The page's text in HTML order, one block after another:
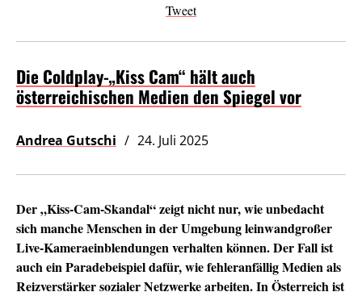
Tweet
Die Coldplay-„Kiss Cam“ hält auch
österreichischen Medien den Spiegel vor
Andrea Gutschi 24. Juli 2025
Der „Kiss-Cam-Skandal“ zeigt nicht nur, wie unbedacht
sich manche Menschen in der Umgebung leinwandgroßer
Live-Kameraeinblendungen verhalten können. Der Fall ist
auch ein Paradebeispiel dafür, wie fehleranfällig Medien als
Reizverstärker sozialer Netzwerke arbeiten. In Österreich ist